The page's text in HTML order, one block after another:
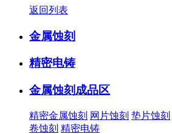
返回列表
金属蚀刻
精密电铸
金属蚀刻成品区
精密金属蚀刻 网片蚀刻 垫片蚀刻
卷蚀刻 精密电铸